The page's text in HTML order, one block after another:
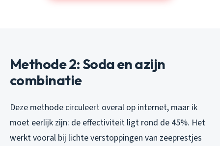
Methode 2: Soda en azijn
combinatie
Deze methode circuleert overal op internet, maar ik
moet eerlijk zijn: de effectiviteit ligt rond de 45%. Het
werkt vooral bij lichte verstoppingen van zeeprestjes